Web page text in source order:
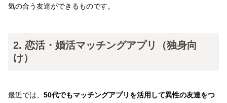
気の合う友達ができるものです。
2. 恋活・婚活マッチングアプリ（独身向
け）
最近では、 50代でもマッチングアプリを活用して異性の友達をつ